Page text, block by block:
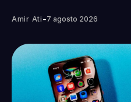
Amir Ati -7 agosto 2026